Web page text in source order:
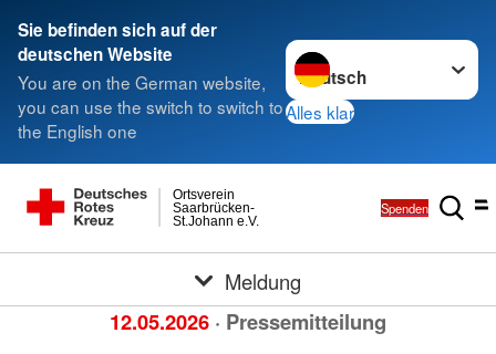
Sie befinden sich auf der
deutschen Website
You are on the German website,
you can use the switch to switch to
the English one
Sprache wechseln zu
Alles klar
St.Johann e.V.
Saarbrücken-
Ortsverein
Spenden
Meldung
12.05.2026 · Pressemitteilung